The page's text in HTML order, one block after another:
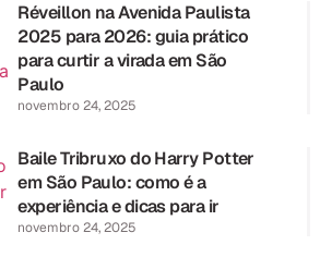
Réveillon na Avenida Paulista
2025 para 2026: guia prático
para curtir a virada em São
Paulo
novembro 24, 2025
Baile Tribruxo do Harry Potter
em São Paulo: como é a
experiência e dicas para ir
novembro 24, 2025